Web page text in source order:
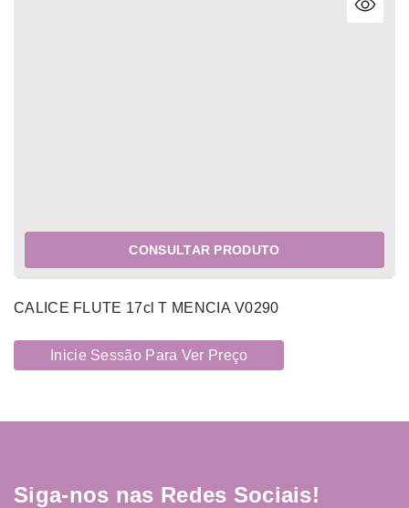
CONSULTAR PRODUTO
CALICE FLUTE 17cl T MENCIA V0290
Inicie Sessão Para Ver Preço
Siga-nos nas Redes Sociais!